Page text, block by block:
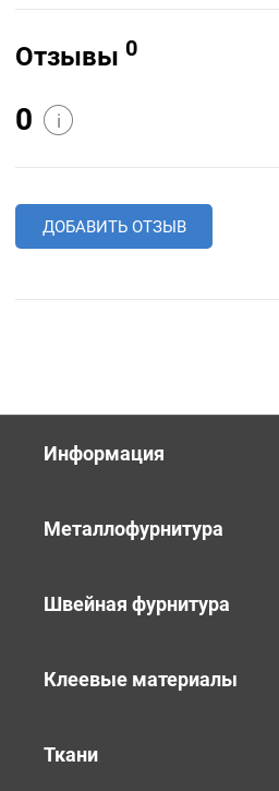
Отзывы 0
0 i
ДОБАВИТЬ ОТЗЫВ
Информация
Металлофурнитура
Швейная фурнитура
Клеевые материалы
Ткани